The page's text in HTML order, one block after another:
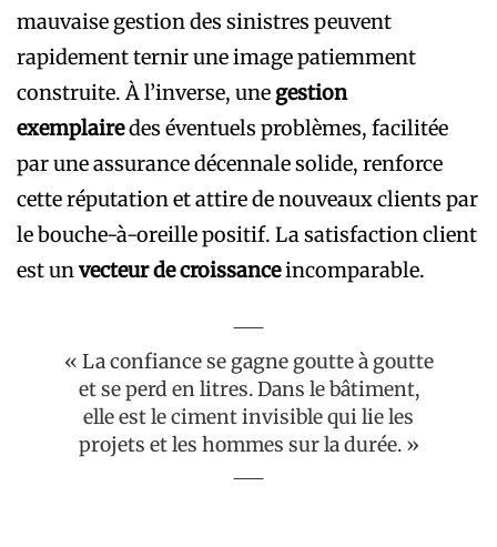
mauvaise gestion des sinistres peuvent
rapidement ternir une image patiemment
construite. À l’inverse, une gestion
exemplairedes éventuels problèmes, facilitée
par une assurance décennale solide, renforce
cette réputation et attire de nouveaux clients par
le bouche-à-oreille positif. La satisfaction client
est unvecteur de croissanceincomparable.
« La confiance se gagne goutte à goutte
et se perd en litres. Dans le bâtiment,
elle est le ciment invisible qui lie les
projets et les hommes sur la durée. »